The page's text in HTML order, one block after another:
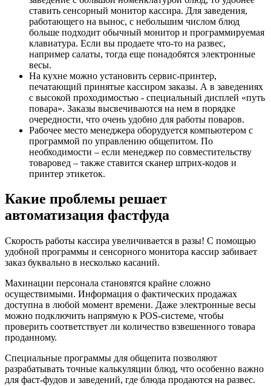
ставить сенсорный монитор кассира. Для заведения,
работающего на вынос, с небольшим числом блюд
больше подходит обычный монитор и программируемая
клавиатура. Если вы продаете что-то на развес,
например салаты, тогда еще понадобятся электронные
весы.
На кухне можно установить сервис-принтер,
печатающий принятые кассиром заказы. А в заведениях
с высокой проходимостью - специальный дисплей «путь
повара». Заказы высвечиваются на нем в порядке
очередности, что очень удобно для работы поваров.
Рабочее место менеджера оборудуется компьютером с
программой по управлению общепитом. По
необходимости – если менеджер по совместительству
товаровед – также ставится сканер штрих-кодов и
принтер этикеток.
Какие проблемы решает
автоматизация фастфуда
Скорость работы кассира увеличивается в разы! С помощью
удобной программы и сенсорного монитора кассир забивает
заказ буквально в несколько касаний.
Махинации персонала становятся крайне сложно
осуществимыми. Информация о фактических продажах
доступна в любой момент времени. Даже электронные весы
можно подключить напрямую к POS-системе, чтобы
проверить соответствует ли количество взвешенного товара
проданному.
Специальные программы для общепита позволяют
разрабатывать точные калькуляции блюд, что особенно важно
для фаст-фудов и заведений, где блюда продаются на развес.